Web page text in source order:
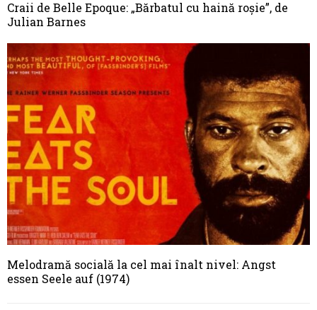
Craii de Belle Epoque: „Bărbatul cu haină roșie”, de
Julian Barnes
Melodramă socială la cel mai înalt nivel: Angst
essen Seele auf (1974)